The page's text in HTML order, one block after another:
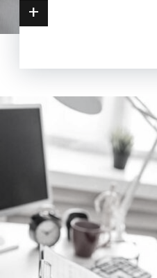
+